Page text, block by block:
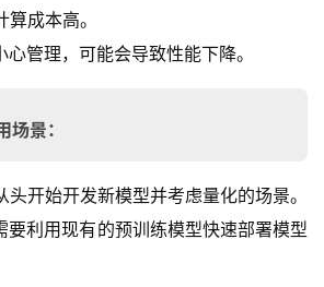
算成本高。
心管理，可能会导致性能下降。
场景：
头开始开发新模型并考虑量化的场景。
要利用现有的预训练模型快速部署模型